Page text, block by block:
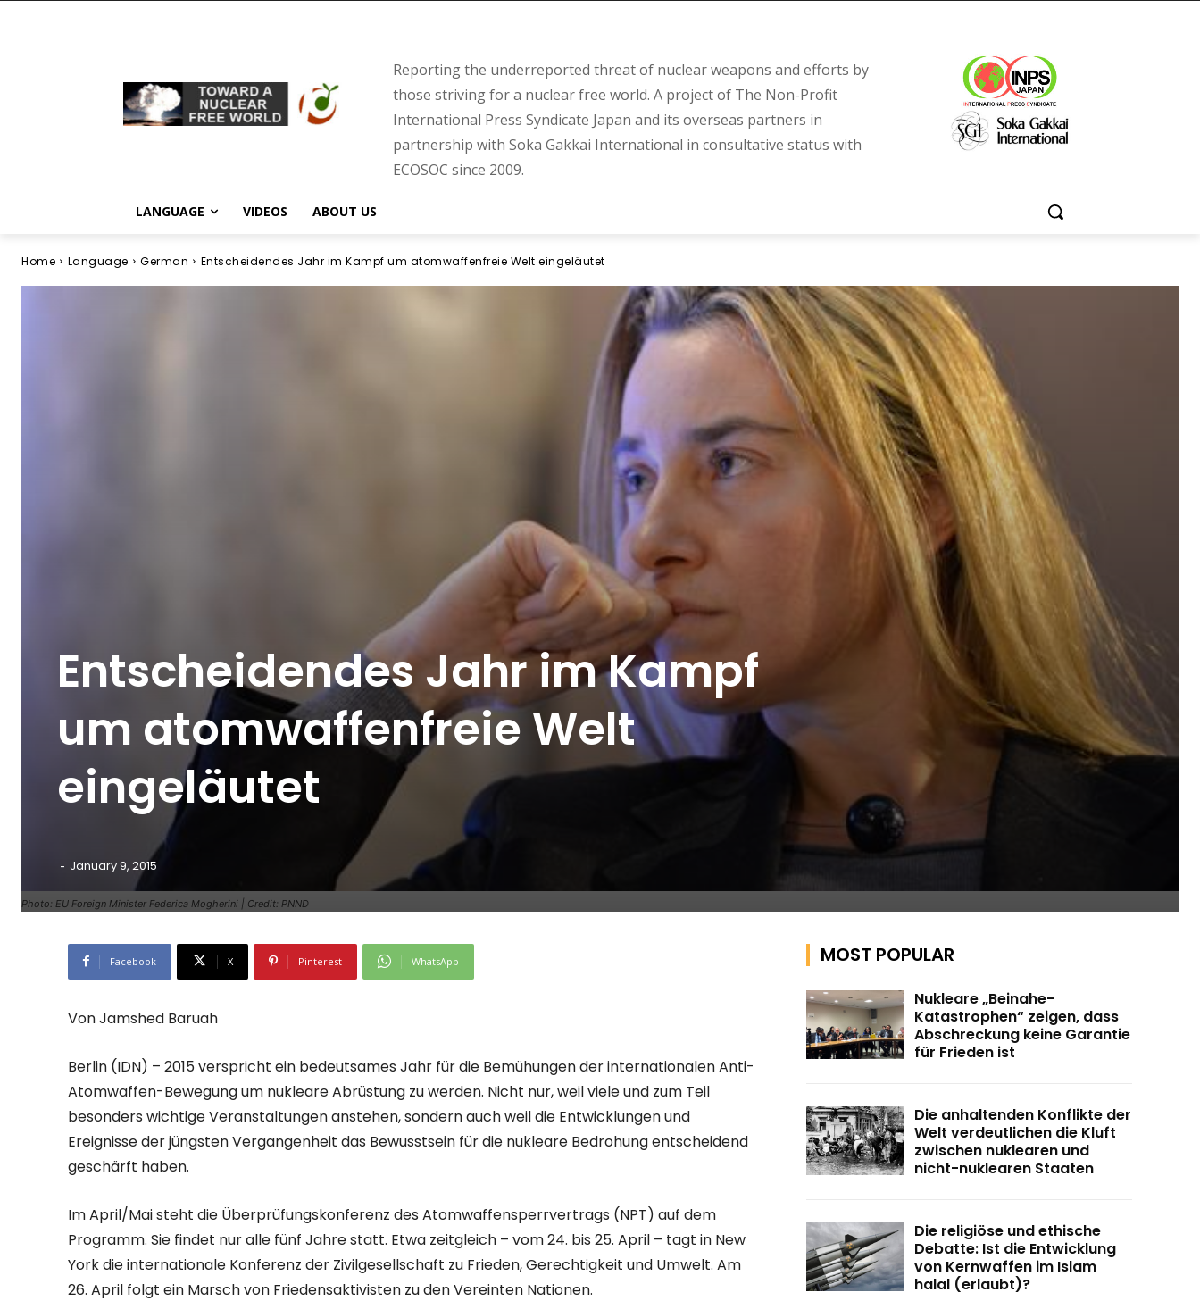
Reporting the underreported threat of nuclear weapons and efforts by
those striving for a nuclear free world. A project of The Non-Profit
International Press Syndicate Japan and its overseas partners in
partnership with Soka Gakkai International in consultative status with
ECOSOC since 2009.
LANGUAGE VIDEOS ABOUT US
Home Language German Entscheidendes Jahr im Kampf um atomwaffenfreie Welt eingeläutet
Photo: EU Foreign Minister Federica Mogherini | Credit: PNND
Entscheidendes Jahr im Kampf
um atomwaffenfreie Welt
eingeläutet
- January 9, 2015
Facebook X Pinterest WhatsApp
Von Jamshed Baruah
Berlin (IDN) – 2015 verspricht ein bedeutsames Jahr für die Bemühungen der internationalen Anti-
Atomwaffen-Bewegung um nukleare Abrüstung zu werden. Nicht nur, weil viele und zum Teil
besonders wichtige Veranstaltungen anstehen, sondern auch weil die Entwicklungen und
Ereignisse der jüngsten Vergangenheit das Bewusstsein für die nukleare Bedrohung entscheidend
geschärft haben.
Im April/Mai steht die Überprüfungskonferenz des Atomwaffensperrvertrags (NPT) auf dem
Programm. Sie findet nur alle fünf Jahre statt. Etwa zeitgleich – vom 24. bis 25. April – tagt in New
York die internationale Konferenz der Zivilgesellschaft zu Frieden, Gerechtigkeit und Umwelt. Am
26. April folgt ein Marsch von Friedensaktivisten zu den Vereinten Nationen.
MOST POPULAR
Nukleare „Beinahe-
Katastrophen“ zeigen, dass
Abschreckung keine Garantie
für Frieden ist
Die anhaltenden Konflikte der
Welt verdeutlichen die Kluft
zwischen nuklearen und
nicht-nuklearen Staaten
Die religiöse und ethische
Debatte: Ist die Entwicklung
von Kernwaffen im Islam
halal (erlaubt)?